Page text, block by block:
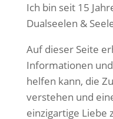
Ich bin seit 15
Dualseelen &
Auf dieser Seite
Informationen
helfen kann, die
verstehen und
einzigartige Liebe